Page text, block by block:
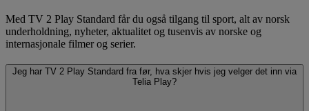
Med TV 2 Play Standard får du også tilgang til sport, alt av norsk
underholdning, nyheter, aktualitet og tusenvis av norske og
internasjonale filmer og serier.
Jeg har TV 2 Play Standard fra før, hva skjer hvis jeg velger det inn via
Telia Play?